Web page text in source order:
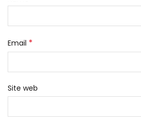
Email *
Site web